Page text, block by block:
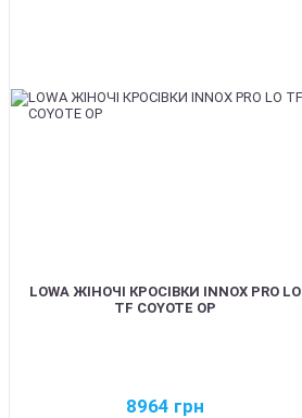
LOWA ЖІНОЧІ КРОСІВКИ INNOX PRO LO
TF COYOTE OP
8964 грн